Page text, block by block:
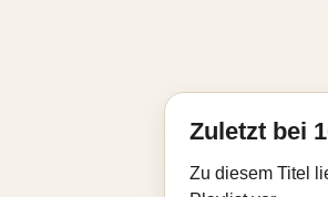
Zuletzt bei
Zu diesem Titel